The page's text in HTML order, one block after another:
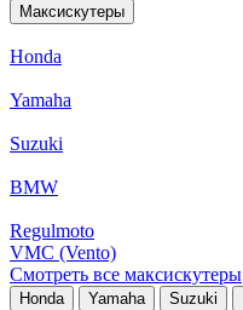
Максискутеры
Honda
Yamaha
Suzuki
BMW
Regulmoto
VMC (Vento)
Смотреть все максискутеры
Honda Yamaha Suzuki